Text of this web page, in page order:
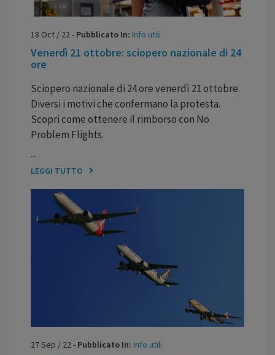
18 Oct / 22- Pubblicato In: Info utili
Venerdì 21 ottobre: sciopero nazionale di 24
ore
Sciopero nazionale di 24 ore venerdì 21 ottobre.
Diversi i motivi che confermano la protesta.
Scopri come ottenere il rimborso con No
Problem Flights.
...
LEGGI TUTTO
27Sep / 22- Pubblicato In: Info utili